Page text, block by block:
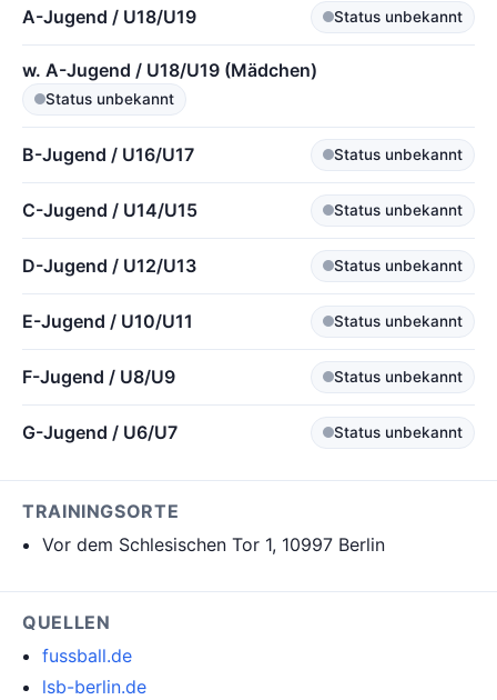
A-Jugend / U18/U19 Status unbekannt
w. A-Jugend / U18/U19 (Mädchen)
Status unbekannt
B-Jugend / U16/U17 Status unbekannt
C-Jugend / U14/U15 Status unbekannt
D-Jugend / U12/U13 Status unbekannt
E-Jugend / U10/U11 Status unbekannt
F-Jugend / U8/U9 Status unbekannt
G-Jugend / U6/U7 Status unbekannt
TRAININGSORTE
Vor dem Schlesischen Tor 1, 10997 Berlin
QUELLEN
fussball.de
lsb-berlin.de